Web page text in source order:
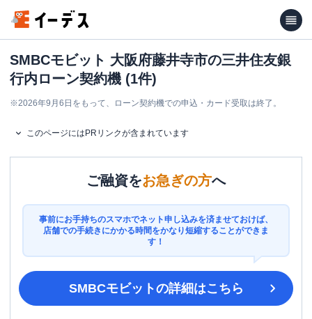
SMBCモビット 大阪府藤井寺市の三井住友銀
行内ローン契約機 (1件)
※2026年9月6日をもって、ローン契約機での申込・カード受取は終了。
このページにはPRリンクが含まれています
ご融資をお急ぎの方へ
事前にお手持ちのスマホでネット申し込みを済ませておけば、
店舗での手続きにかかる時間をかなり短縮することができま
す！
SMBCモビットの詳細はこちら